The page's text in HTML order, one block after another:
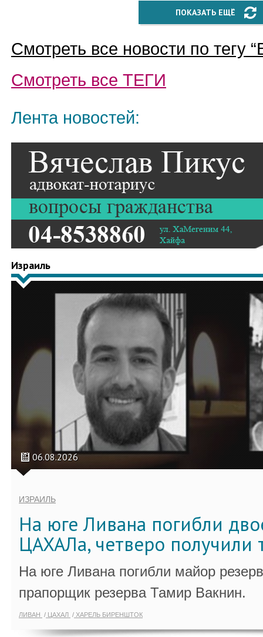
ПОКАЗАТЬ ЕЩЁ
Смотреть все новости по тегу “
Смотреть все ТЕГИ
Лента новостей:
Израиль
06.08.2026
ИЗРАИЛЬ
На юге Ливана погибли
ЦАХАЛа, четверо получили
На юге Ливана погибли майор
прапорщик резерва Тамир Вакнин.
ЛИВАН ЦАХАЛ ХАРЕЛЬ БИРЕНШТОК